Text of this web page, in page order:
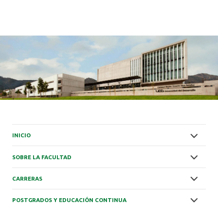
INICIO
SOBRE LA FACULTAD
CARRERAS
POSTGRADOS Y EDUCACIÓN CONTINUA